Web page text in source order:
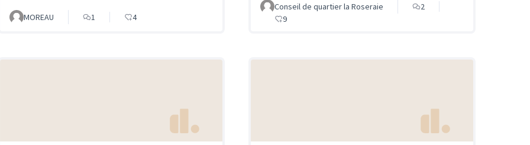
MOREAU 1 4
Conseil de quartier la Roseraie
2
9